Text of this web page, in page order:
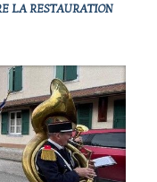
LA RESTAURATION